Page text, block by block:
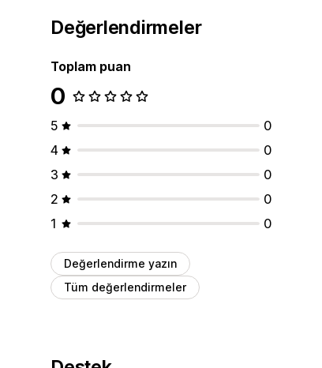
Değerlendirmeler
Toplam puan
0
5
0
4
0
3
0
2
0
1
0
Değerlendirme yazın
Tüm değerlendirmeler